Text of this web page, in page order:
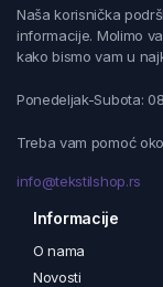
Naša korisnička
informacije. Molimo
kako bismo vam u
Ponedeljak-Subota:
Treba vam pomoć
info@tekstilshop.rs
Informacije
O nama
Novosti